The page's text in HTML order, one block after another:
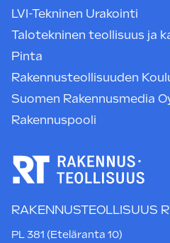
LVI-Tekninen Urakointi
Talotekninen teollisuus ja
Pinta
Rakennusteollisuuden
Suomen Rakennusmedia
Rakennuspooli
RAKENNUSTEOLLISUUS
PL 381 (Eteläranta 10)